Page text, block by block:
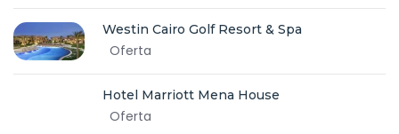
Westin Cairo Golf Resort & Spa
Oferta
Hotel Marriott Mena House
Oferta